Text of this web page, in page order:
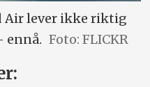
Air lever ikke riktig
ennå. Foto: FLICKR